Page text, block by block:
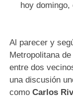
hoy domingo,
Al parecer y
Metropolitana
entre dos
una discusión
comoCarlos